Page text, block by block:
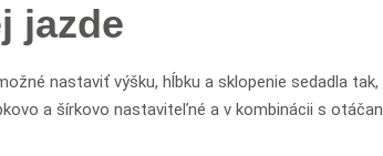
jazde
nastaviť výšku, hĺbku a sklopenie sedadla
a šírkovo nastaviteľné a v kombinácii s